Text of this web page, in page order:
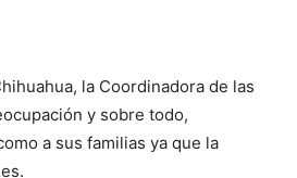
la Coordinadora de las
y sobre todo,
a sus familias ya que la